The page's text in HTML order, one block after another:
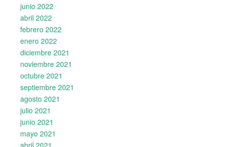
junio 2022
abril 2022
febrero 2022
enero 2022
diciembre 2021
noviembre 2021
octubre 2021
septiembre 2021
agosto 2021
julio 2021
junio 2021
mayo 2021
abril 2021